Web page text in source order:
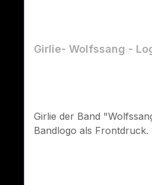
Girlie- Wolfssang -
Girlie der Band
Bandlogo als Frontdruck.